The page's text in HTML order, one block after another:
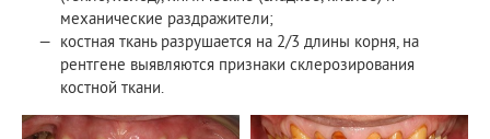
механические раздражители;
костная ткань разрушается на 2/3 длины корня, на
рентгене выявляются признаки склерозирования
костной ткани.